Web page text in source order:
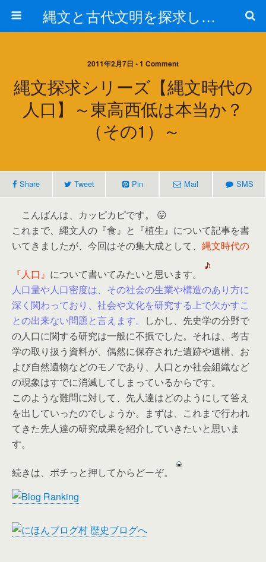
縄文と古代文明を探求しよう！
2011年2月7日 • 1 Comment
縄文探求シリーズ【縄文時代の
人口】～東高西低は本当か？
（その1）～
Share Tweet Pin Mail SMS
こんばんは、カッピカピです。 😛
これまで、縄文人の『食』と『植生』について記事を書
いてきましたが、今回はその集大成として、 縄文時代の
『人口』 について書いてみたいと思います。
人口量や人口密度は、その社会の生業や構造のあり方に
深く関わっており、社会や文化を研究する上で欠かすこ
との出来ない問題と言えます。
しかし、先史学の分野で
の人口に関する研究は一般に不振でした。それは、考古
学の取り扱う資料が、偶然に保存された遺跡や遺構、お
よび自然遺物などのモノであり、人口とか社会組織など
の現象はすでに消滅してしまっているからです。
このような難問に対して、先人達はどのようにして答え
を出していったのでしょうか。まずは、これまで行われ
てきた先人達の研究成果を紹介していきたいと思いま
す。
続きは、ポチっと押してからどーぞ。